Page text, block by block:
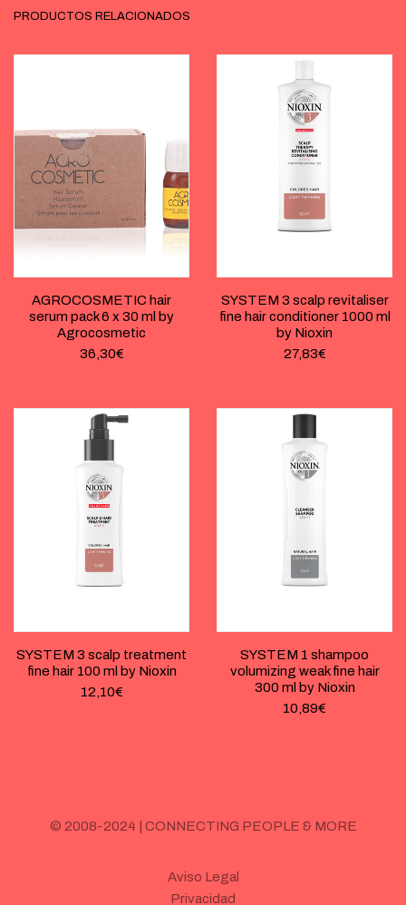
PRODUCTOS RELACIONADOS
AGROCOSMETIC hair
serum pack 6 x 30 ml by
Agrocosmetic
36,30€
SYSTEM 3 scalp revitaliser
fine hair conditioner 1000 ml
by Nioxin
27,83€
SYSTEM 3 scalp treatment
fine hair 100 ml by Nioxin
12,10€
SYSTEM 1 shampoo
volumizing weak fine hair
300 ml by Nioxin
10,89€
© 2008-2024 | CONNECTING PEOPLE & MORE
Aviso Legal
Privacidad